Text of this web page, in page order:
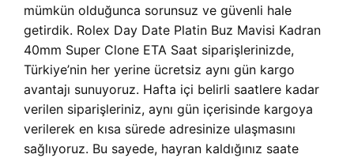
mümkün olduğunca sorunsuz ve güvenli hale
getirdik. Rolex Day Date Platin Buz Mavisi Kadran
40mm Super Clone ETA Saat siparişlerinizde,
Türkiye’nin her yerine ücretsiz aynı gün kargo
avantajı sunuyoruz. Hafta içi belirli saatlere kadar
verilen siparişleriniz, aynı gün içerisinde kargoya
verilerek en kısa sürede adresinize ulaşmasını
sağlıyoruz. Bu sayede, hayran kaldığınız saate